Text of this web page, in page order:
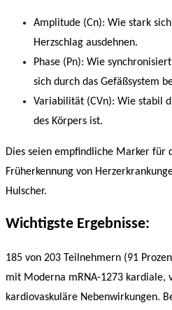
Amplitude (Cn): Wie stark
Herzschlag ausdehnen.
Phase (Pn): Wie
sich durch das Gefäßsystem
Variabilität (CVn): Wie stabil
des Körpers ist.
Dies seien empfindliche Marker für
Früherkennung von
Hulscher.
Wichtigste Ergebnisse:
185 von 203 Teilnehmern (91
mit Moderna mRNA-1273 kardiale,
kardiovaskuläre Nebenwirkungen.